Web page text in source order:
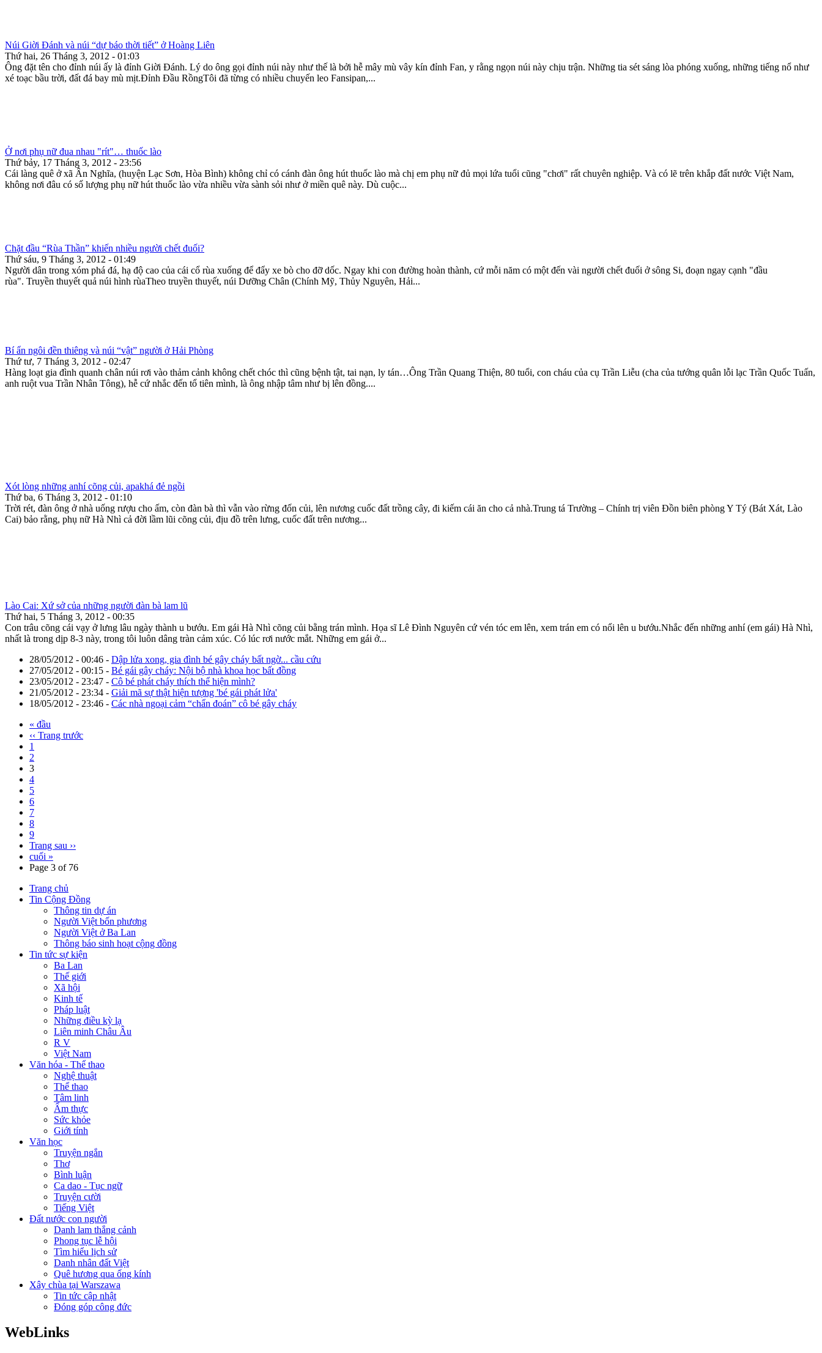
Núi Giời Đánh và núi “dự báo thời tiết” ở Hoàng Liên
Thứ hai, 26 Tháng 3, 2012 - 01:03
Ông đặt tên cho đỉnh núi ấy là đỉnh Giời Đánh. Lý do ông gọi đỉnh núi này như thế là bởi hễ mây mù vây kín đỉnh Fan, y rằng ngọn núi này chịu trận. Những tia sét sáng lòa phóng xuống, những tiếng nổ như
xé toạc bầu trời, đất đá bay mù mịt.Đỉnh Đầu RồngTôi đã từng có nhiều chuyến leo Fansipan,...
Ở nơi phụ nữ đua nhau "rít"… thuốc lào
Thứ bảy, 17 Tháng 3, 2012 - 23:56
Cái làng quê ở xã Ân Nghĩa, (huyện Lạc Sơn, Hòa Bình) không chỉ có cánh đàn ông hút thuốc lào mà chị em phụ nữ đủ mọi lứa tuổi cũng "chơi" rất chuyên nghiệp. Và có lẽ trên khắp đất nước Việt Nam,
không nơi đâu có số lượng phụ nữ hút thuốc lào vừa nhiều vừa sành sỏi như ở miền quê này. Dù cuộc...
Chặt đầu “Rùa Thần” khiến nhiều người chết đuối?
Thứ sáu, 9 Tháng 3, 2012 - 01:49
Người dân trong xóm phá đá, hạ độ cao của cái cổ rùa xuống để đẩy xe bò cho đỡ dốc. Ngay khi con đường hoàn thành, cứ mỗi năm có một đến vài người chết đuối ở sông Si, đoạn ngay cạnh "đầu
rùa". Truyền thuyết quả núi hình rùaTheo truyền thuyết, núi Dưỡng Chân (Chính Mỹ, Thủy Nguyên, Hải...
Bí ẩn ngôi đền thiêng và núi “vật” người ở Hải Phòng
Thứ tư, 7 Tháng 3, 2012 - 02:47
Hàng loạt gia đình quanh chân núi rơi vào thảm cảnh không chết chóc thì cũng bệnh tật, tai nạn, ly tán…Ông Trần Quang Thiện, 80 tuổi, con cháu của cụ Trần Liễu (cha của tướng quân lỗi lạc Trần Quốc Tuấn,
anh ruột vua Trần Nhân Tông), hễ cứ nhắc đến tổ tiên mình, là ông nhập tâm như bị lên đồng....
Xót lòng những anhí cõng củi, apakhá đẻ ngồi
Thứ ba, 6 Tháng 3, 2012 - 01:10
Trời rét, đàn ông ở nhà uống rượu cho ấm, còn đàn bà thì vẫn vào rừng đốn củi, lên nương cuốc đất trồng cây, đi kiếm cái ăn cho cả nhà.Trung tá Trường – Chính trị viên Đồn biên phòng Y Tý (Bát Xát, Lào
Cai) bảo rằng, phụ nữ Hà Nhì cả đời lầm lũi cõng củi, địu đồ trên lưng, cuốc đất trên nương...
Lào Cai: Xứ sở của những người đàn bà lam lũ
Thứ hai, 5 Tháng 3, 2012 - 00:35
Con trâu cõng cái vạy ở lưng lâu ngày thành u bướu. Em gái Hà Nhì cõng củi bằng trán mình. Họa sĩ Lê Đình Nguyên cứ vén tóc em lên, xem trán em có nổi lên u bướu.Nhắc đến những anhí (em gái) Hà Nhì,
nhất là trong dịp 8-3 này, trong tôi luôn dâng tràn cảm xúc. Có lúc rơi nước mắt. Những em gái ở...
28/05/2012 - 00:46 - Dập lửa xong, gia đình bé gây cháy bất ngờ... cầu cứu
27/05/2012 - 00:15 - Bé gái gây cháy: Nội bộ nhà khoa học bất đồng
23/05/2012 - 23:47 - Cô bé phát cháy thích thể hiện mình?
21/05/2012 - 23:34 - Giải mã sự thật hiện tượng 'bé gái phát lửa'
18/05/2012 - 23:46 - Các nhà ngoại cảm “chẩn đoán” cô bé gây cháy
« đầu
‹‹ Trang trước
1
2
3
4
5
6
7
8
9
Trang sau ››
cuối »
Page 3 of 76
Trang chủ
Tin Cộng Đồng
Thông tin dự án
Người Việt bốn phương
Người Việt ở Ba Lan
Thông báo sinh hoạt cộng đồng
Tin tức sự kiện
Ba Lan
Thế giới
Xã hội
Kinh tế
Pháp luật
Những điều kỳ lạ
Liên minh Châu Âu
R V
Việt Nam
Văn hóa - Thể thao
Nghệ thuật
Thể thao
Tâm linh
Ẩm thực
Sức khỏe
Giới tính
Văn học
Truyện ngắn
Thơ
Bình luận
Ca dao - Tục ngữ
Truyện cười
Tiếng Việt
Đất nước con người
Danh lam thắng cảnh
Phong tục lễ hội
Tìm hiểu lịch sử
Danh nhân đất Việt
Quê hương qua ống kính
Xây chùa tại Warszawa
Tin tức cập nhật
Đóng góp công đức
WebLinks